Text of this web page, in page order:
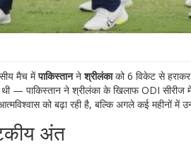
मैच मेंपाकिस्ताननेश्रीलंकाको 6 विकेट से हराकर
— पाकिस्तान ने श्रीलंका के खिलाफ ODI सीरीज
को बढ़ा रही है, बल्कि अगले कई महीनों में
अंत